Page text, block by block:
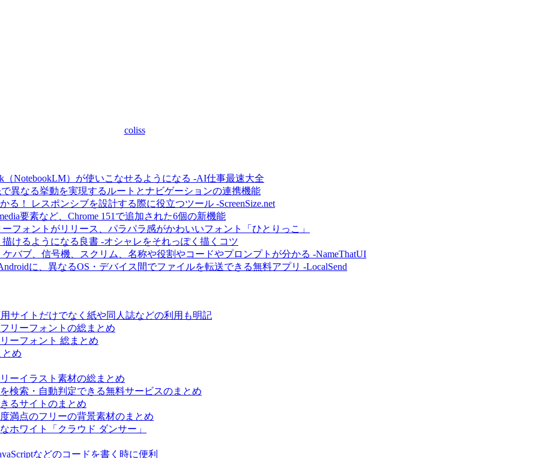
coliss
NotebookLM）が使いこなせるようになる -AI仕事最速大全
異なる挙動を実現するルートとナビゲーションの連携機能
！ レスポンシブを設計する際に役立つツール -ScreenSize.net
要素など、Chrome 151で追加された6個の新機能
フォントがリリース、パラパラ感がかわいいフォント「ひとりっこ」
けるようになる良書 -オシャレをそれっぽく描くコツ
バブ、信号機、スクリム、名称や役割やコードやプロンプトが分かる -NameThatUI
に、異なるOS・デバイス間でファイルを転送できる無料アプリ -LocalSend
サイトだけでなく紙や同人誌などの利用も明記
リーフォントの総まとめ
ーフォント 総まとめ
め
ーイラスト素材の総まとめ
検索・自動判定できる無料サービスのまとめ
るサイトのまとめ
満点のフリーの背景素材のまとめ
ホワイト「クラウド ダンサー」
などのコードを書く時に便利